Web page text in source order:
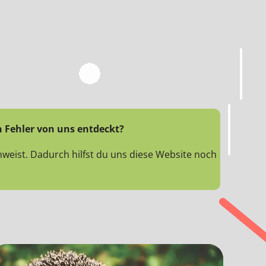
von uns entdeckt?
Dadurch hilfst du uns diese Website noch